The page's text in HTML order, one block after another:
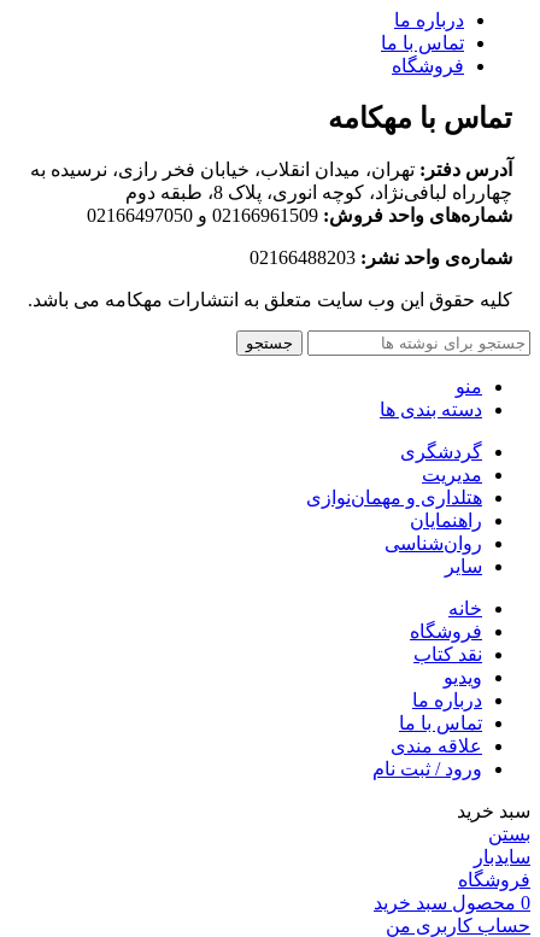
درباره ما
تماس با ما
فروشگاه
تماس با مهکامه
آدرس دفتر: تهران، میدان انقلاب، خیابان فخر رازی، نرسیده به
چهارراه لبافی‌نژاد، کوچه انوری، پلاک 8، طبقه دوم
شماره‌های واحد فروش: 02166961509 و 02166497050
شماره‌‌ی واحد نشر:
کلیه حقوق این وب سایت متعلق به انتشارات مهکامه می باشد.
جستجو
منو
دسته بندی ها
گردشگری
مدیریت
هتلداری و مهمان‌نوازی
راهنمایان
روان‌شناسی
سایر
خانه
فروشگاه
نقد کتاب
ویدیو
درباره‌ ما
تماس با ما
علاقه مندی
ورود / ثبت نام
سبد خرید
بستن
سایدبار
فروشگاه
0 محصول سبد خرید
حساب کاربری من